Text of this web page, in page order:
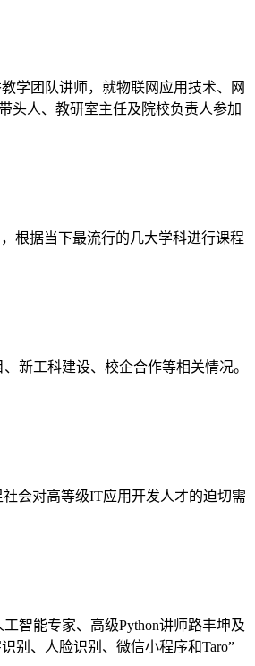
学团队讲师，就物联网应用技术、网
头人、教研室主任及院校负责人参加
根据当下最流行的几大学科进行课程
新工科建设、校企合作等相关情况。
会对高等级IT应用开发人才的迫切需
智能专家、高级Python讲师路丰坤及
别、人脸识别、微信小程序和Taro”